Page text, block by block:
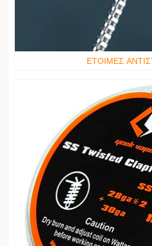
ΕΤΟΙΜΕΣ